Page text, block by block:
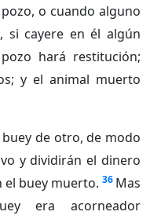
o cuando alguno
si cayere en él algún
hará restitución;
y el animal muerto
de otro, de modo
y dividirán el dinero
el buey muerto. 36 Mas
era acorneador